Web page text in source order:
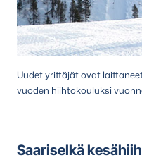
Uudet yrittäjät ovat
vuoden hiihtokouluksi
Saariselkä